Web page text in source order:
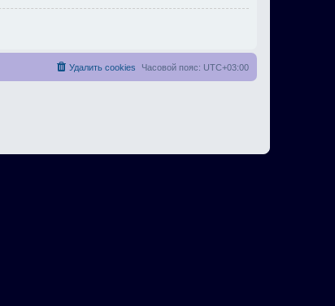
Часовой пояс: UTC+03:00
Удалить cookies